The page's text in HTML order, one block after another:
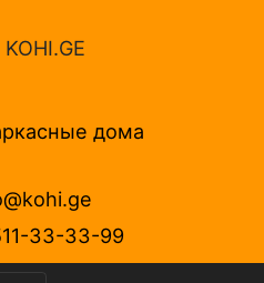
KOHI.GE
дома
33-33-99